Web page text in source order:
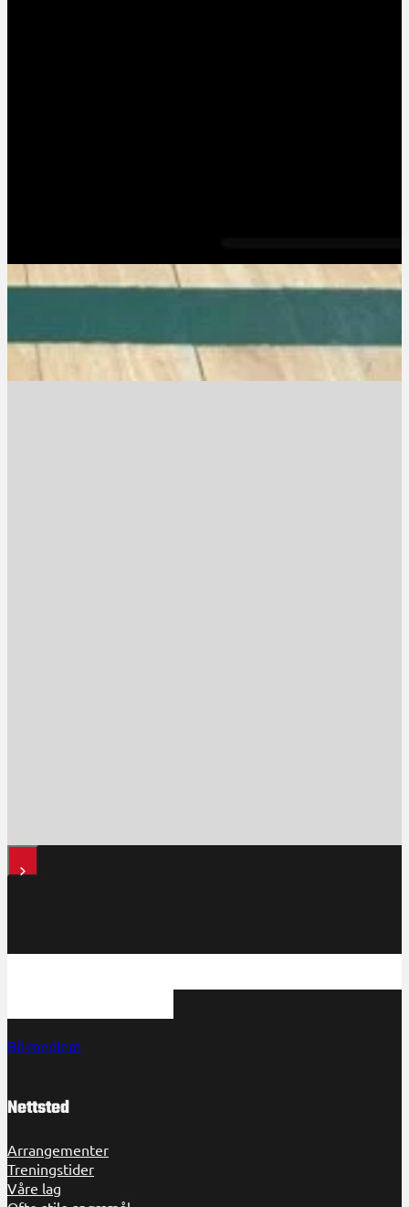
Bil medlem
Nettsted
Arrangementer
Treningstider
Våre lag